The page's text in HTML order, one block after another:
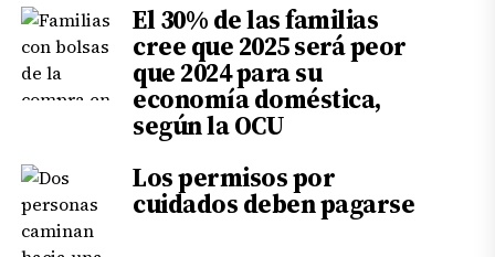
El 30% de las familias
cree que 2025 será peor
que 2024 para su
economía doméstica,
según la OCU
Los permisos por
cuidados deben pagarse